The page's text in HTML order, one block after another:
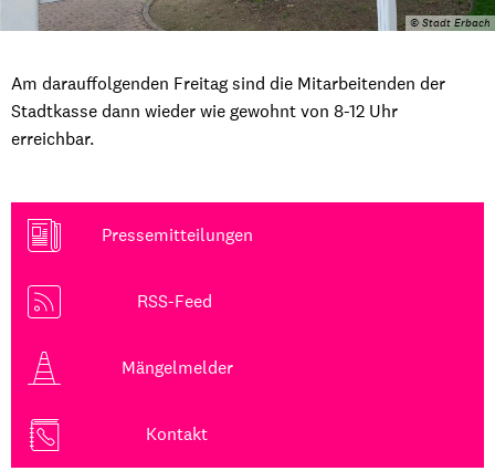
© Stadt Erbach
Am darauffolgenden Freitag sind die Mitarbeitenden der
Stadtkasse dann wieder wie gewohnt von 8-12 Uhr
erreichbar.
Pressemitteilungen
RSS-Feed
Mängelmelder
Kontakt